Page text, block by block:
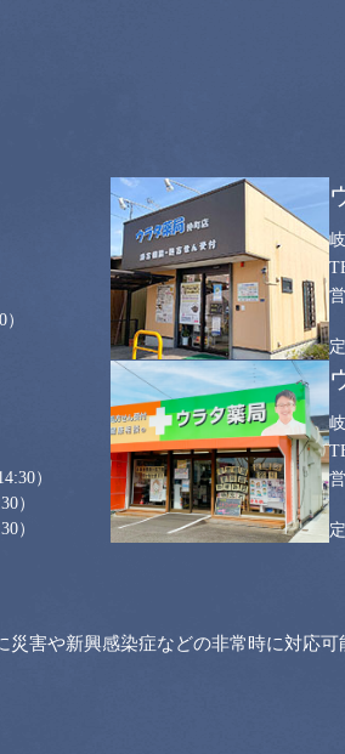
）
）
）
害や新興感染症などの非常時に対応可